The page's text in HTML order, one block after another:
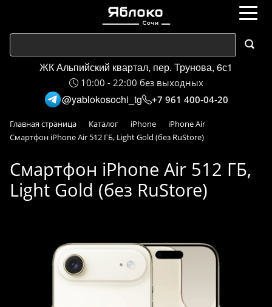
ЖК Альпийский квартал, пер. Трунова, 6с1
10:00 - 22:00 без выходных
@yablokosochi_tg +7 961 400-04-20
Главная страница Каталог iPhone
iPhone Air
Смартфон iPhone Air 512 ГБ, Light Gold (без RuStore)
Смартфон iPhone Air 512 ГБ,
Light Gold (без RuStore)